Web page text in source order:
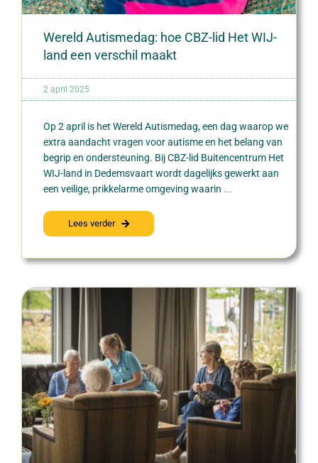
Wereld Autismedag: hoe CBZ-lid Het WIJ-
land een verschil maakt
2 april 2025
Op 2 april is het Wereld Autismedag, een dag waarop we
extra aandacht vragen voor autisme en het belang van
begrip en ondersteuning. Bij CBZ-lid Buitencentrum Het
WIJ-land in Dedemsvaart wordt dagelijks gewerkt aan
een veilige, prikkelarme omgeving waarin ...
Lees verder